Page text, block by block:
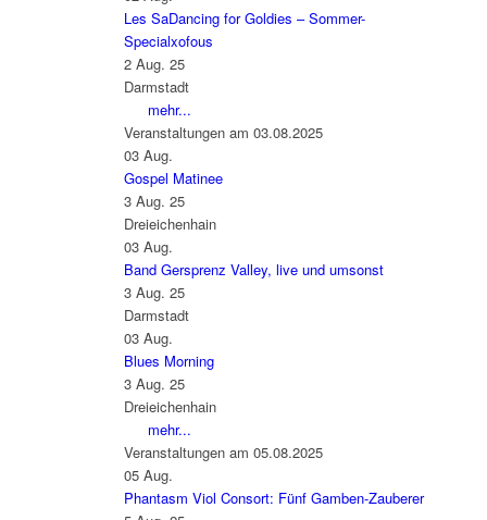
Les SaDancing for Goldies – Sommer-
Specialxofous
2 Aug. 25
Darmstadt
mehr...
Veranstaltungen am 03.08.2025
03 Aug.
Gospel Matinee
3 Aug. 25
Dreieichenhain
03 Aug.
Band Gersprenz Valley, live und umsonst
3 Aug. 25
Darmstadt
03 Aug.
Blues Morning
3 Aug. 25
Dreieichenhain
mehr...
Veranstaltungen am 05.08.2025
05 Aug.
Phantasm Viol Consort: Fünf Gamben-Zauberer